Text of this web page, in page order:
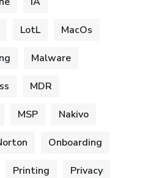
LotL MacOs
Malware
MDR
MSP Nakivo
Onboarding
Printing Privacy